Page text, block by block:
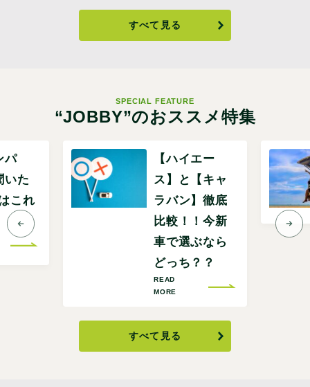
すべて見る
SPECIAL FEATURE
“JOBBY”のおススメ特集
パ
いた
これ
【ハイエー
ス】と【キャ
ラバン】徹底
比較！！今新
車で選ぶなら
どっち？？
READ
MORE
すべて見る